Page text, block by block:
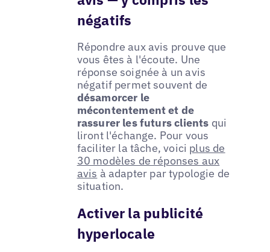
négatifs
Répondre aux avis prouve que
vous êtes à l'écoute. Une
réponse soignée à un avis
négatif permet souvent de
désamorcer le
mécontentement et de
rassurer les futurs clients qui
liront l'échange. Pour vous
faciliter la tâche, voici plus de
30 modèles de réponses aux
avis à adapter par typologie de
situation.
Activer la publicité
hyperlocale